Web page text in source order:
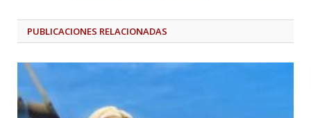
PUBLICACIONES RELACIONADAS